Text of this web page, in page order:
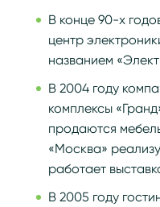
В конце 90-х
центр
названием
В 2004 году
комплексы
продаются
«Москва»
работает
В 2005 году